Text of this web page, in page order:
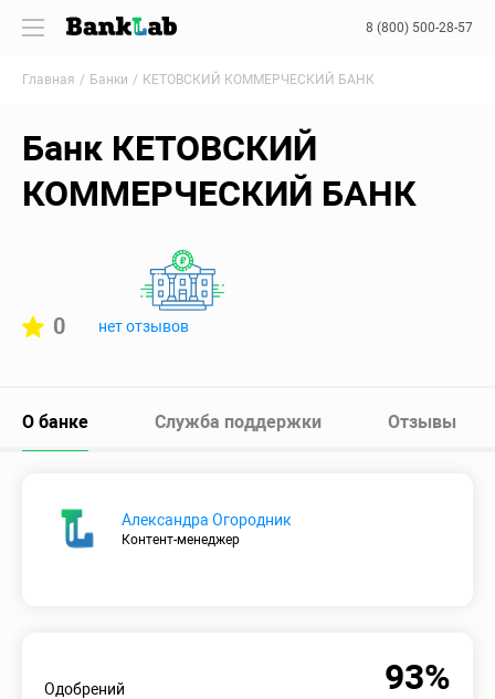
8 (800) 500-28-57
Главная Банки КЕТОВСКИЙ КОММЕРЧЕСКИЙ БАНК
Банк КЕТОВСКИЙ
КОММЕРЧЕСКИЙ БАНК
0 нет отзывов
О банке Служба поддержки Отзывы
Александра Огородник
Контент-менеджер
Одобрений 93%